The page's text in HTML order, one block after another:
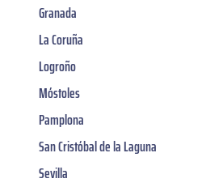
Granada
La Coruña
Logroño
Móstoles
Pamplona
San Cristóbal de la Laguna
Sevilla